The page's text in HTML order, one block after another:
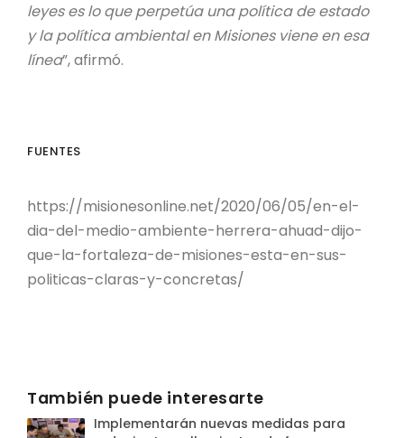
leyes es lo que perpetúa una política de estado
y la política ambiental en Misiones viene en esa
línea”, afirmó.
FUENTES
https://misionesonline.net/2020/06/05/en-el-
dia-del-medio-ambiente-herrera-ahuad-dijo-
que-la-fortaleza-de-misiones-esta-en-sus-
politicas-claras-y-concretas/
También puede interesarte
Implementarán nuevas medidas para